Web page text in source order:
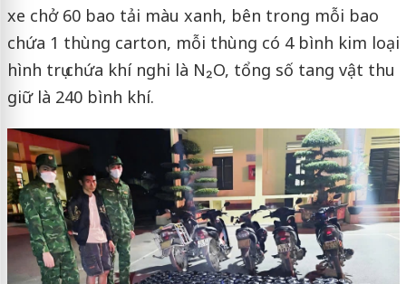
xe chở 60 bao tải màu xanh, bên trong mỗi bao
chứa 1 thùng carton, mỗi thùng có 4 bình kim loại
hình trụ chứa khí nghi là N₂O, tổng số tang vật thu
giữ là 240 bình khí.